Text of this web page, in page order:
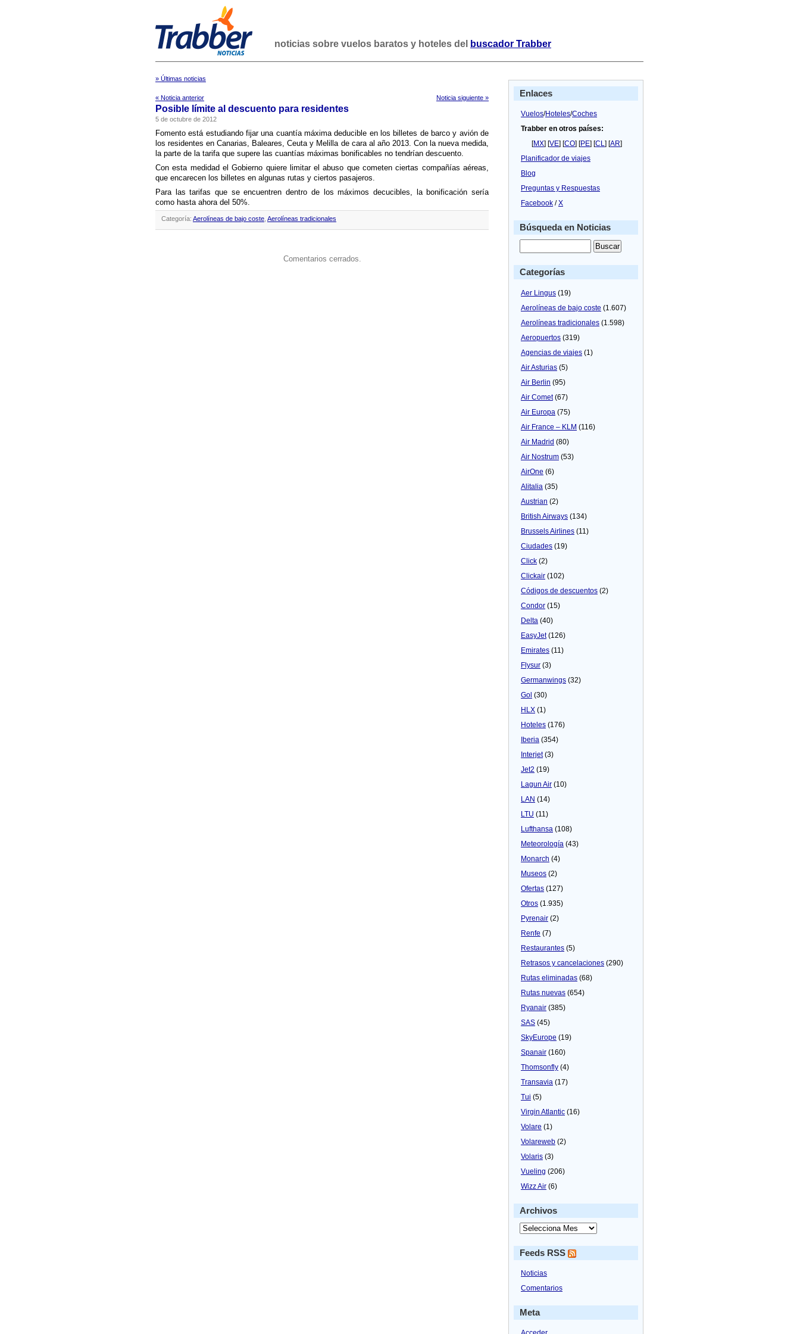
noticias sobre vuelos baratos y hoteles del buscador Trabber
» Últimas noticias
« Noticia anterior Noticia siguiente »
Posible lí­mite al descuento para residentes
5 de octubre de 2012
Fomento está estudiando fijar una cuantí­a máxima deducible en los billetes de barco y avión de
los residentes en Canarias, Baleares, Ceuta y Melilla de cara al año 2013. Con la nueva medida,
la parte de la tarifa que supere las cuantí­as máximas bonificables no tendrí­an descuento.
Con esta medidad el Gobierno quiere limitar el abuso que cometen ciertas compañí­as aéreas,
que encarecen los billetes en algunas rutas y ciertos pasajeros.
Para las tarifas que se encuentren dentro de los máximos decucibles, la bonificación serí­a
como hasta ahora del 50%.
Categoría: Aerolíneas de bajo coste Aerolíneas tradicionales
Comentarios cerrados.
Enlaces
Vuelos/Hoteles/Coches
Trabber en otros países:
[MX] [VE] [CO] [PE] [CL] [AR]
Planificador de viajes
Blog
Preguntas y Respuestas
Facebook /X
Búsqueda en Noticias
Categorías
Aer Lingus (19)
Aerolíneas de bajo coste (1.607)
Aerolíneas tradicionales (1.598)
Aeropuertos (319)
Agencias de viajes (1)
Air Asturias (5)
Air Berlin (95)
Air Comet(67)
Air Europa (75)
Air France – KLM (116)
Air Madrid (80)
Air Nostrum (53)
AirOne (6)
Alitalia (35)
Austrian (2)
British Airways (134)
Brussels Airlines (11)
Ciudades (19)
Click (2)
Clickair (102)
Códigos de descuentos (2)
Condor (15)
Delta (40)
EasyJet(126)
Emirates (11)
Flysur (3)
Germanwings (32)
Gol (30)
HLX (1)
Hoteles (176)
Iberia (354)
Interjet(3)
Jet2 (19)
Lagun Air (10)
LAN (14)
LTU (11)
Lufthansa (108)
Meteorologí­a (43)
Monarch (4)
Museos (2)
Ofertas (127)
Otros (1.935)
Pyrenair (2)
Renfe (7)
Restaurantes (5)
Retrasos y cancelaciones (290)
Rutas eliminadas (68)
Rutas nuevas (654)
Ryanair (385)
SAS (45)
SkyEurope (19)
Spanair (160)
Thomsonfly (4)
Transavia (17)
Tui (5)
Virgin Atlantic (16)
Volare (1)
Volareweb (2)
Volaris (3)
Vueling (206)
Wizz Air (6)
Archivos
Feeds RSS
Noticias
Comentarios
Meta